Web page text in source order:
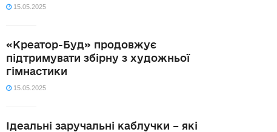
15.05.2025
«Креатор-Буд» продовжує
підтримувати збірну з художньої
гімнастики
15.05.2025
Ідеальні заручальні каблучки – які